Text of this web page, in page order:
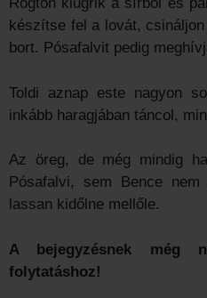
készítse fel a lovát,
bort. Pósafalvit pedig
Toldi aznap este nagyon
inkább haragjában táncol,
Az öreg, de még mindig
Pósafalvi, sem Bence
lassan kidőlne mellőle.
A bejegyzésnek még
folytatáshoz!